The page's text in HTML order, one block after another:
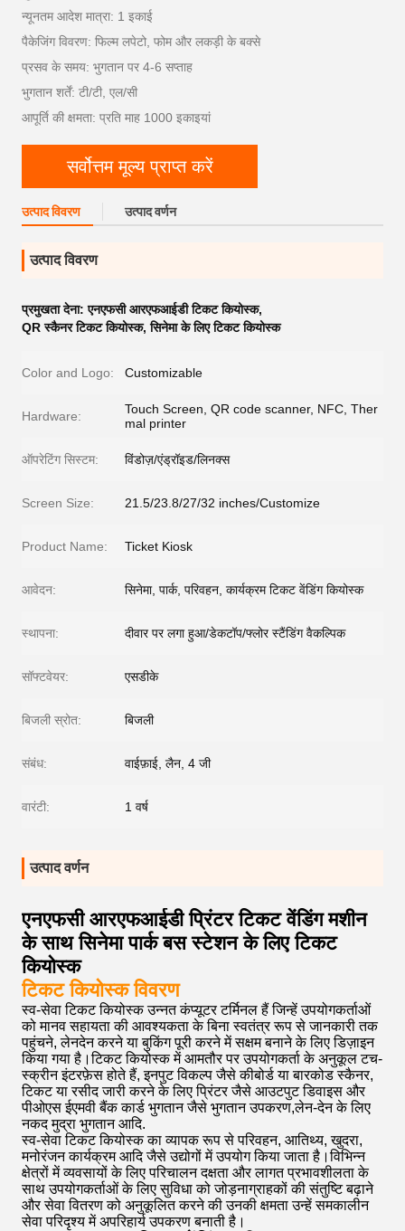
न्यूनतम आदेश मात्रा: 1 इकाई
पैकेजिंग विवरण: फिल्म लपेटो, फोम और लकड़ी के बक्से
प्रसव के समय: भुगतान पर 4-6 सप्ताह
भुगतान शर्तें: टी/टी, एल/सी
आपूर्ति की क्षमता: प्रति माह 1000 इकाइयां
सर्वोत्तम मूल्य प्राप्त करें
उत्पाद विवरण उत्पाद वर्णन
उत्पाद विवरण
प्रमुखता देना:एनएफसी आरएफआईडी टिकट कियोस्क,
QR स्कैनर टिकट कियोस्क,सिनेमा के लिए टिकट कियोस्क
Color and Logo: Customizable
Hardware:
Touch Screen, QR code scanner, NFC, Ther
mal printer
ऑपरेटिंग सिस्टम: विंडोज़/एंड्रॉइड/लिनक्स
Screen Size: 21.5/23.8/27/32 inches/Customize
Product Name: Ticket Kiosk
आवेदन: सिनेमा, पार्क, परिवहन, कार्यक्रम टिकट वेंडिंग कियोस्क
स्थापना: दीवार पर लगा हुआ/डेकटॉप/फ्लोर स्टैंडिंग वैकल्पिक
सॉफ्टवेयर: एसडीके
बिजली स्रोत: बिजली
संबंध: वाईफ़ाई, लैन, 4 जी
वारंटी: 1 वर्ष
उत्पाद वर्णन
एनएफसी आरएफआईडी प्रिंटर टिकट वेंडिंग मशीन
के साथ सिनेमा पार्क बस स्टेशन के लिए टिकट
कियोस्क
टिकट कियोस्क विवरण
स्व-सेवा टिकट कियोस्क उन्नत कंप्यूटर टर्मिनल हैं जिन्हें उपयोगकर्ताओं
को मानव सहायता की आवश्यकता के बिना स्वतंत्र रूप से जानकारी तक
पहुंचने, लेनदेन करने या बुकिंग पूरी करने में सक्षम बनाने के लिए डिज़ाइन
किया गया है।टिकट कियोस्क में आमतौर पर उपयोगकर्ता के अनुकूल टच-
स्क्रीन इंटरफ़ेस होते हैं, इनपुट विकल्प जैसे कीबोर्ड या बारकोड स्कैनर,
टिकट या रसीद जारी करने के लिए प्रिंटर जैसे आउटपुट डिवाइस और
पीओएस ईएमवी बैंक कार्ड भुगतान जैसे भुगतान उपकरण,लेन-देन के लिए
नकद मुद्रा भुगतान आदि.
स्व-सेवा टिकट कियोस्क का व्यापक रूप से परिवहन, आतिथ्य, खुदरा,
मनोरंजन कार्यक्रम आदि जैसे उद्योगों में उपयोग किया जाता है।विभिन्न
क्षेत्रों में व्यवसायों के लिए परिचालन दक्षता और लागत प्रभावशीलता के
साथ उपयोगकर्ताओं के लिए सुविधा को जोड़नाग्राहकों की संतुष्टि बढ़ाने
और सेवा वितरण को अनुकूलित करने की उनकी क्षमता उन्हें समकालीन
सेवा परिदृश्य में अपरिहार्य उपकरण बनाती है।